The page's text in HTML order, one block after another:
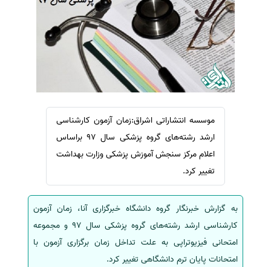
ترجمه عربی به فارسی
مشاهده همه زبان ها
سفارش ویرایش
سفارش پارافریز
سفارش فرمت‌بندی
سفارش کاهش کمیت
سفارش معرفی مجله
سفارش معرفی مقاله
سفارش معرفی کتاب
سفارش چکیده مبسوط
سفارش ترجمه مولتی‌مدیا
سفارش تولید محتوا
سفارش ترجمه همزمان
سفارش چکیده گرافیکی
موسسه انتشاراتی اشراق:زمان آزمون کارشناسی
ارشد رشته‌های گروه پزشکی سال 97 براساس
اعلام مرکز سنجش آموزش پزشکی وزارت بهداشت
تغییر کرد.
به گزارش خبرنگار گروه دانشگاه خبرگزاری آنا، زمان آزمون
کارشناسی ارشد رشته‌های گروه پزشکی سال 97 و مجموعه
امتحانی فیزیوتراپی به علت تداخل زمان برگزاری آزمون با
امتحانات پایان ترم دانشگاهی تغییر کرد.